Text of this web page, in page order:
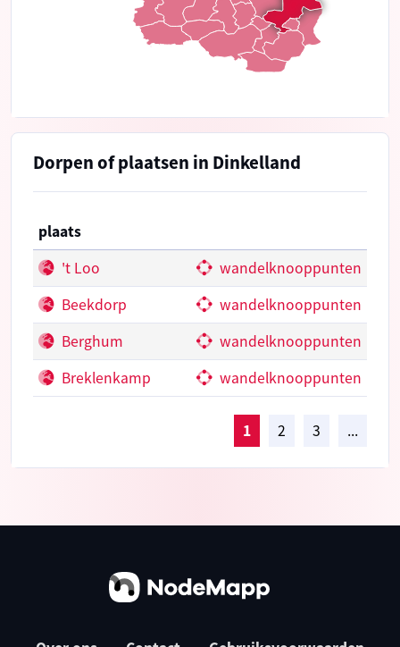
Dorpen of plaatsen in Dinkelland
plaats
't Loo
wandelknooppunten
Beekdorp
wandelknooppunten
Berghum
wandelknooppunten
Breklenkamp
wandelknooppunten
1 2 3 ...